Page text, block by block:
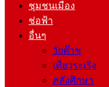
ชุมชนเมือง
ช่อฟ้า
อื่นๆ
วัยต๊าช
เที่ยวระเริง
คลังศึกษา